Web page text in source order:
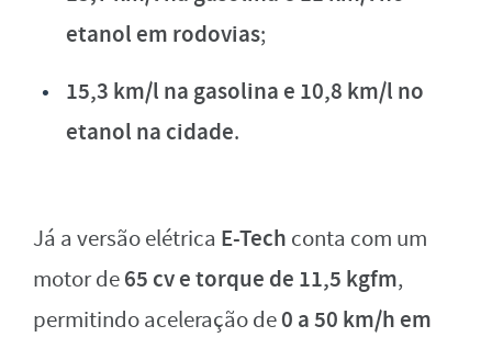
etanol em rodovias;
15,3 km/l na gasolina e 10,8 km/l no
etanol na cidade.
Já a versão elétrica E-Tech conta com um
motor de65 cv e torque de 11,5 kgfm,
permitindo aceleração de0 a 50 km/h em